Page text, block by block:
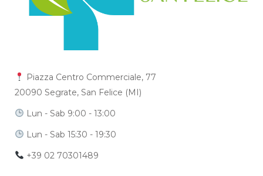
Piazza Centro Commerciale, 77
20090 Segrate, San Felice (MI)
Lun - Sab 9:00 - 13:00
Lun - Sab 15:30 - 19:30
+39 02 70301489